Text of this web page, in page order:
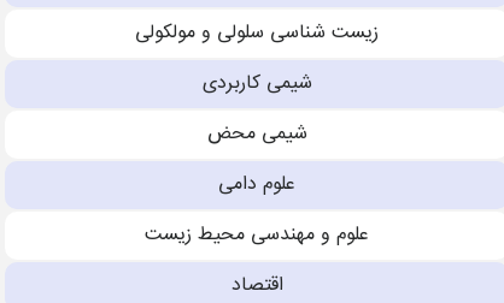
زیست شناسی سلولی و مولکولی
شیمی کاربردی
شیمی محض
علوم دامی
علوم و مهندسی محیط زیست
اقتصاد